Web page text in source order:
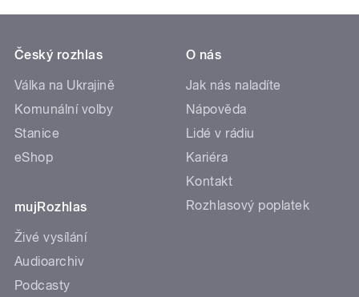
Český rozhlas
Válka na Ukrajině
Komunální volby
Stanice
eShop
mujRozhlas
Živé vysílání
Audioarchiv
Podcasty
O nás
Jak nás naladíte
Nápověda
Lidé v rádiu
Kariéra
Kontakt
Rozhlasový poplatek